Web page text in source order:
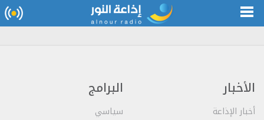
الأخبار
أخبار الإذاعة
البرامج
سياسي